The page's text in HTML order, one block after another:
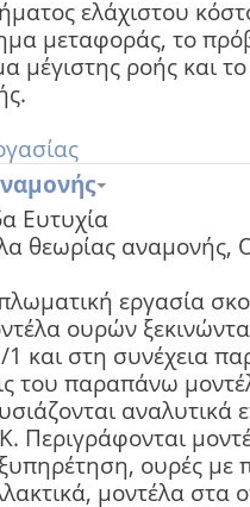
ελάχιστου
μεταφοράς, το
μέγιστης ροής και
Ευτυχία
θεωρίας αναμονής,
εργασία
ουρών
στη συνέχεια
του παραπάνω
αναλυτικά
Περιγράφονται
ουρές με
μοντέλα στα